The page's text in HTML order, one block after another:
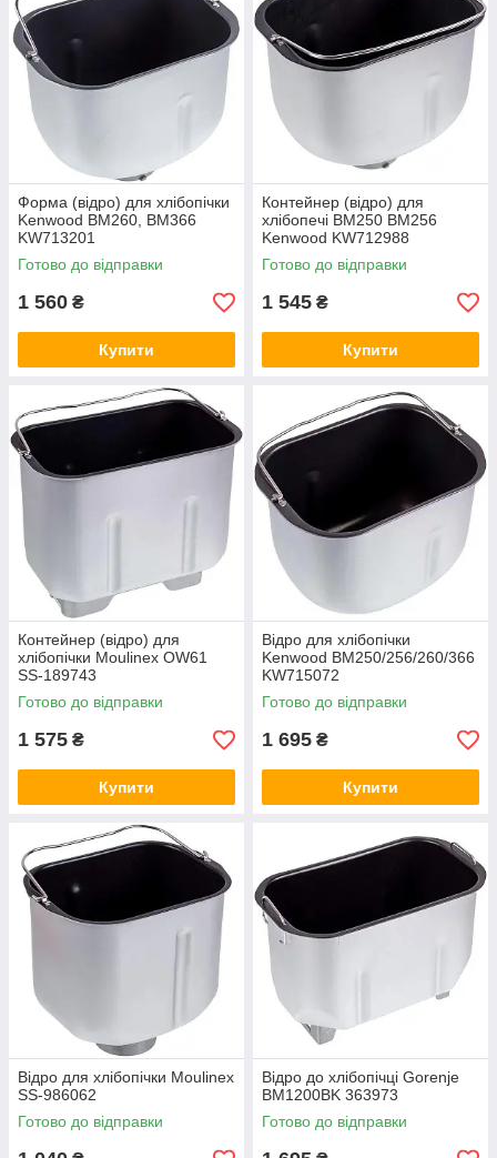
Форма (відро) для хлібопічки
Kenwood BM260, BM366
KW713201
Готово до відправки
1 560 ₴
Купити
Контейнер (відро) для
хлібопечі BM250 BM256
Kenwood KW712988
Готово до відправки
1 545 ₴
Купити
Контейнер (відро) для
хлібопічки Moulinex OW61
SS-189743
Готово до відправки
1 575 ₴
Купити
Відро для хлібопічки
Kenwood BM250/256/260/366
KW715072
Готово до відправки
1 695 ₴
Купити
Відро для хлібопічки Moulinex
SS-986062
Готово до відправки
Відро до хлібопічці Gorenje
BM1200BK 363973
Готово до відправки